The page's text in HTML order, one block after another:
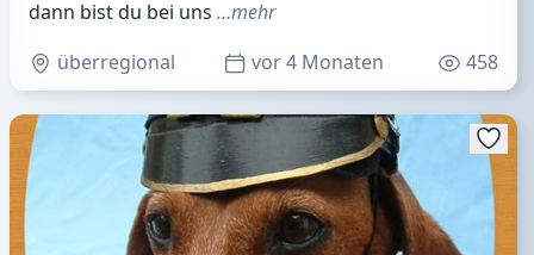
dann bist du bei uns …mehr
überregional
vor 4 Monaten 458